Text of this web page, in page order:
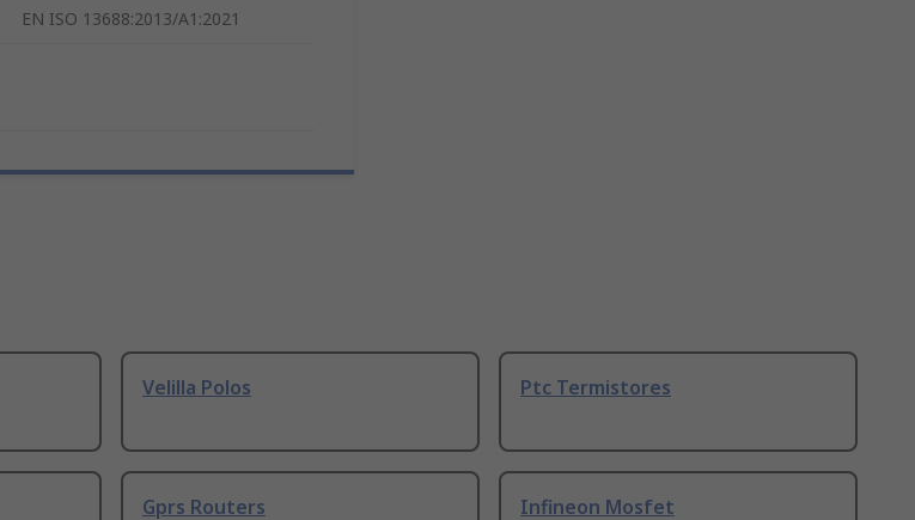
EN ISO 13688:2013/A1:2021
Velilla Polos Ptc Termistores
Gprs Routers Infineon Mosfet